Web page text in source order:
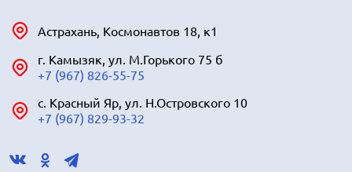
Астрахань, Космонавтов 18, к1
г. Камызяк, ул. М.Горького 75 б
+7 (967) 826-55-75
с. Красный Яр, ул. Н.Островского 10
+7 (967) 829-93-32